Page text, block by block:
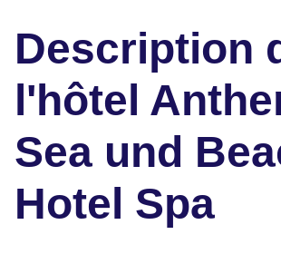
Description
l'hôtel
Sea und
Hotel Spa